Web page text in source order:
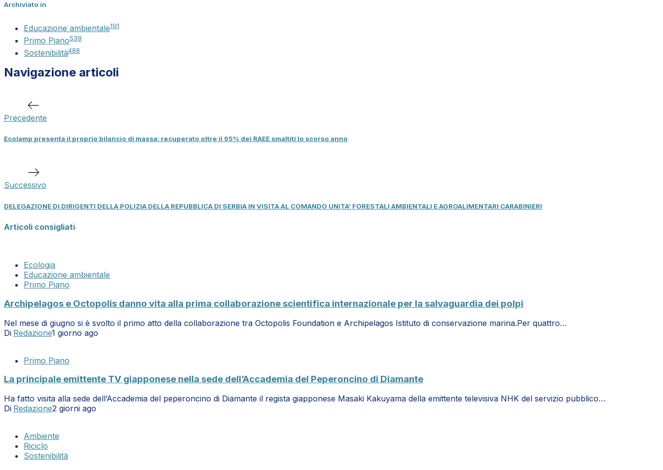
Archiviato in
Educazione ambientale191
Primo Piano539
Sostenibilità488
Navigazione articoli
Precedente
Ecolamp presenta il proprio bilancio di massa: recuperato oltre il 95% dei RAEE smaltiti lo scorso anno
Successivo
DELEGAZIONE DI DIRIGENTI DELLA POLIZIA DELLA REPUBBLICA DI SERBIA IN VISITA AL COMANDO UNITA’ FORESTALI AMBIENTALI E AGROALIMENTARI CARABINIERI
Articoli consigliati
Ecologia
Educazione ambientale
Primo Piano
Archipelagos e Octopolis danno vita alla prima collaborazione scientifica internazionale per la salvaguardia dei polpi
Nel mese di giugno si è svolto il primo atto della collaborazione tra Octopolis Foundation e Archipelagos Istituto di conservazione marina.Per quattro…
Di Redazione1 giorno ago
Primo Piano
La principale emittente TV giapponese nella sede dell’Accademia del Peperoncino di Diamante
Ha fatto visita alla sede dell’Accademia del peperoncino di Diamante il regista giapponese Masaki Kakuyama della emittente televisiva NHK del servizio pubblico…
Di Redazione2 giorni ago
Ambiente
Riciclo
Sostenibilità